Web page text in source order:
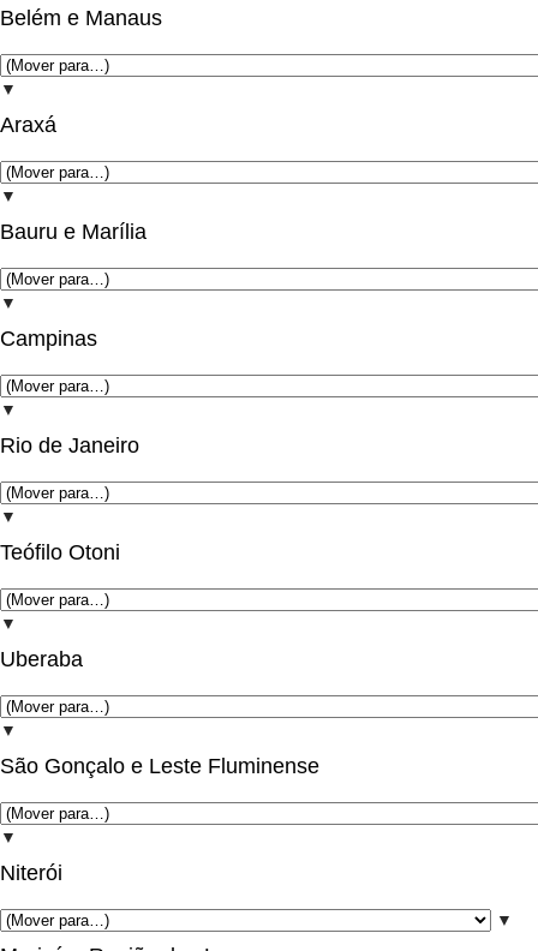
Belém e Manaus
▼
Araxá
▼
Bauru e Marília
▼
Campinas
▼
Rio de Janeiro
▼
Teófilo Otoni
▼
Uberaba
▼
São Gonçalo e Leste Fluminense
▼
Niterói
▼